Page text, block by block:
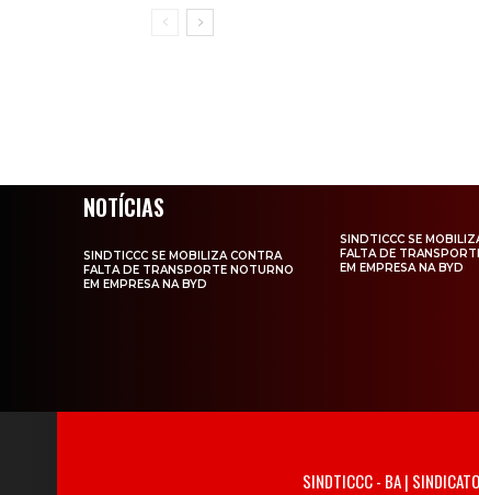
NOTÍCIAS
SINDTICCC SE MOBILIZA CONTRA
FALTA DE TRANSPORTE NOTURNO
EM EMPRESA NA BYD
SINDTICCC SE
FALTA DE
EM EMPRESA NA BYD
SINDTICCC - BA |